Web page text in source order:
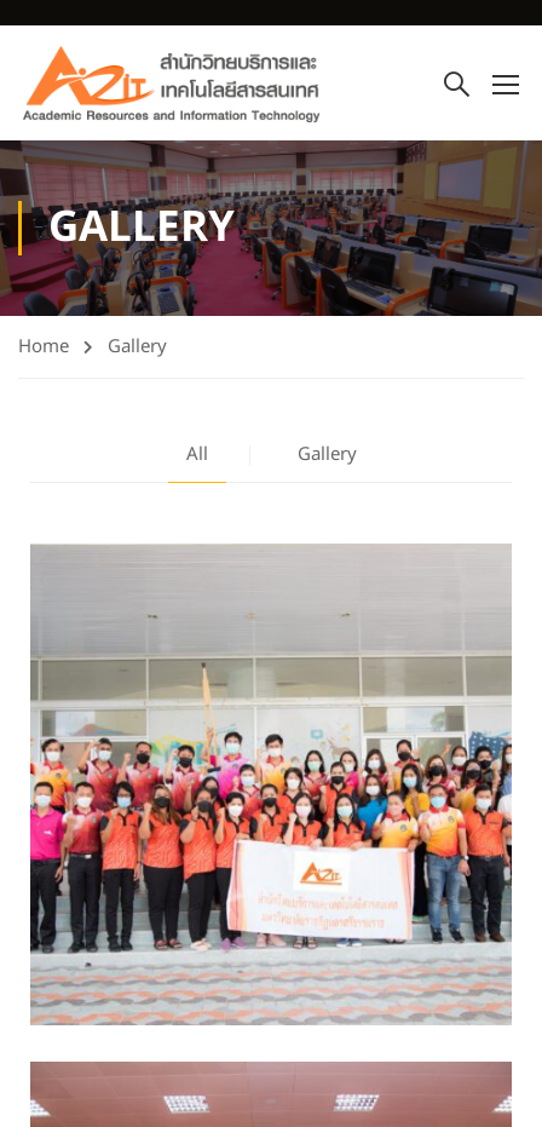
GALLERY
Home Gallery
All Gallery